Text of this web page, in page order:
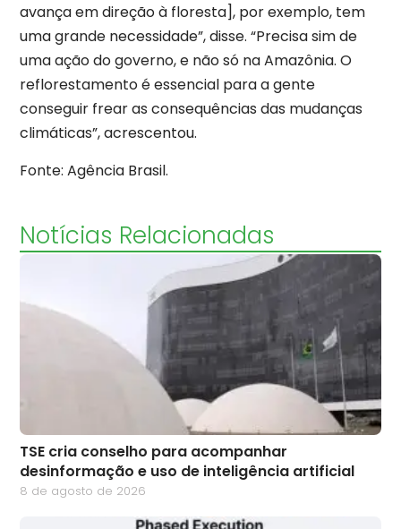
avança em direção à floresta], por exemplo, tem
uma grande necessidade”, disse. “Precisa sim de
uma ação do governo, e não só na Amazônia. O
reflorestamento é essencial para a gente
conseguir frear as consequências das mudanças
climáticas”, acrescentou.
Fonte: Agência Brasil.
Notícias Relacionadas
TSE cria conselho para acompanhar
desinformação e uso de inteligência artificial
8 de agosto de 2026